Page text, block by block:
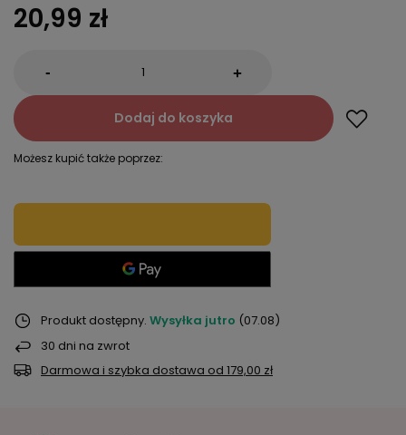
20,99 zł
- +
Dodaj do koszyka
Możesz kupić także poprzez:
Produkt dostępny Wysyłka jutro (07.08)
30 dni na zwrot
Darmowa i szybka dostawa od 179,00 zł